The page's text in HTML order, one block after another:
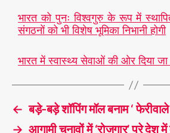
भारत को पुनः विश्वगुरु के रूप में
संगठनों को भी विशेष भूमिका निभानी होगी
भारत में स्वास्थ्य सेवाओं की ओर दिया जा
← बड़े-बड़े शॉपिंग मॉल बनाम ‘ फेरीवाले
→ आगामी चुनावों में ‘रोजगार’ पूरे देश